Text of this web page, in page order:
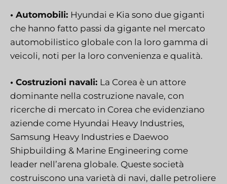
• Automobili: Hyundai e Kia sono due giganti
che hanno fatto passi da gigante nel mercato
automobilistico globale con la loro gamma di
veicoli, noti per la loro convenienza e qualità.
• Costruzioni navali: La Corea è un attore
dominante nella costruzione navale, con
ricerche di mercato in Corea che evidenziano
aziende come Hyundai Heavy Industries,
Samsung Heavy Industries e Daewoo
Shipbuilding & Marine Engineering come
leader nell’arena globale. Queste società
costruiscono una varietà di navi, dalle petroliere